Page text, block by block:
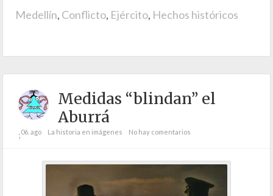
Medellín, Conflicto, Ejército, Hechos históricos
Medidas “blindan” el
Aburrá
;06. ago La historia en imágenes No hay comentarios